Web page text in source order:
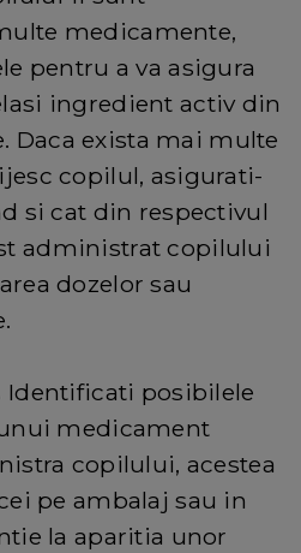
medicamente,
pentru a va asigura
ingredient activ din
Daca exista mai multe
copilul, asigurati-
si cat din respectivul
administrat copilului
dozelor sau
Identificati posibilele
medicament
copilului, acestea
pe ambalaj sau in
la aparitia unor